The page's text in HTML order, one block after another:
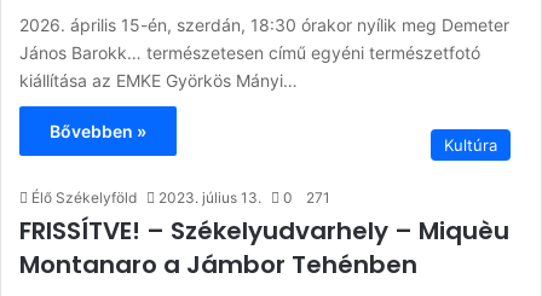
2026. április 15-én, szerdán, 18:30 órakor nyílik meg Demeter
János Barokk… természetesen című egyéni természetfotó
kiállítása az EMKE Györkös Mányi…
Bővebben »
Kultúra
Élő Székelyföld 2023. július 13. 0 271
FRISSÍTVE! – Székelyudvarhely – Miquèu
Montanaro a Jámbor Tehénben